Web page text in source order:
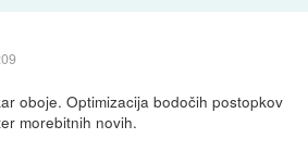
oboje. Optimizacija bodočih postopkov
morebitnih novih.